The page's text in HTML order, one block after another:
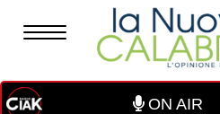
ON AIR